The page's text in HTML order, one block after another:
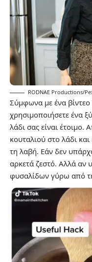
RODNAE Productions/
Σύμφωνα με ένα βίντεο
χρησιμοποιήσετε ένα
λάδι σας είναι
κουταλιού στο λάδι
τη λαβή. Εάν δεν
αρκετά ζεστό. Αλλά αν
φυσαλίδων γύρω από τη